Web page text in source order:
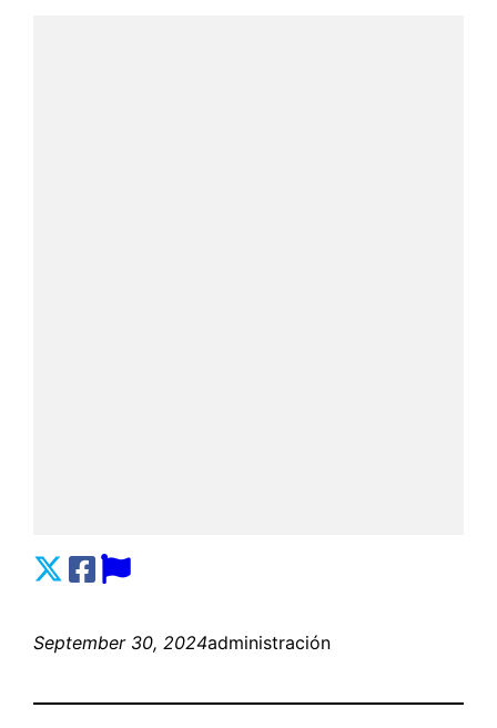
September 30, 2024administración